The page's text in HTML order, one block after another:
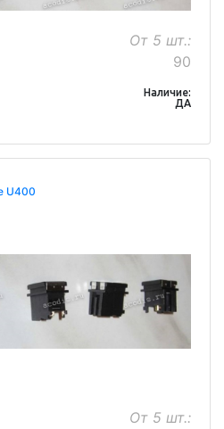
От 5 шт.:
90
Наличие:
ДА
U400
От 5 шт.: